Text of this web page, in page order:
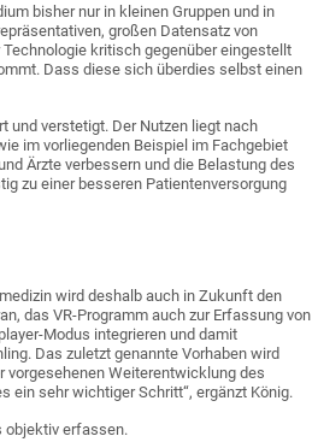
bisher nur in kleinen Gruppen und in
großen Datensatz von
kritisch gegenüber eingestellt
Dass diese sich überdies selbst einen
und verstetigt. Der Nutzen liegt nach
im vorliegenden Beispiel im Fachgebiet
Ärzte verbessern und die Belastung des
zu einer besseren Patientenversorgung
wird deshalb auch in Zukunft den
das VR-Programm auch zur Erfassung von
Modus integrieren und damit
Das zuletzt genannte Vorhaben wird
vorgesehenen Weiterentwicklung des
sehr wichtiger Schritt“, ergänzt König.
objektiv erfassen.